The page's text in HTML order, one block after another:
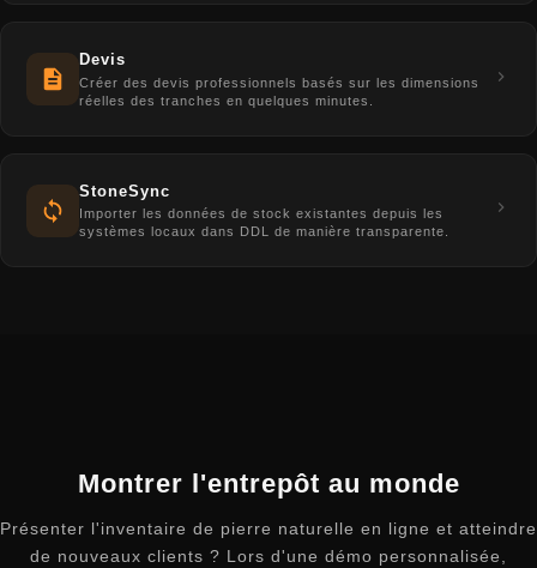
Devis
Créer des devis professionnels basés sur les dimensions
réelles des tranches en quelques minutes.
StoneSync
Importer les données de stock existantes depuis les
systèmes locaux dans DDL de manière transparente.
Montrer l'entrepôt au monde
Présenter l'inventaire de pierre naturelle en ligne et atteindre
de nouveaux clients ? Lors d'une démo personnalisée,